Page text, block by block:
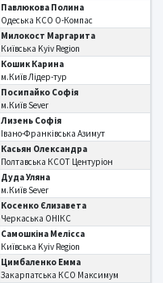
Павлюкова Полина
Одеська КСО О-Компас
Милокост Маргарита
Київська Kyiv Region
Кошик Карина
м.Київ Лідер-тур
Посипайко Софія
м.Київ Sever
Лизень Софія
Івано-Франківська Азимут
Касьян Олександра
Полтавська КСОТ Центуріон
Дуда Уляна
м.Київ Sever
Косенко Єлизавета
Черкаська ОНІКС
Самошкіна Мелісса
Київська Kyiv Region
Цимбаленко Емма
Закарпатська КСО Максимум